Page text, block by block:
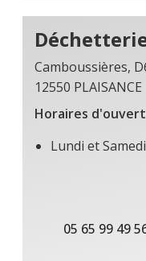
Camboussières,
12550 PLAISANCE
Horaires
Lundi et
05 65 99 49